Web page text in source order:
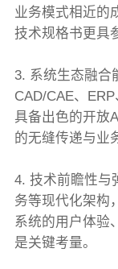
业务模式相近的
技术规格书更具
3. 系统生态融合
CAD/CAE、
具备出色的开放
的无缝传递与业
4. 技术前瞻性与
务等现代化架构
系统的用户体验
是关键考量。